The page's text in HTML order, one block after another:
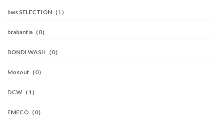
bws SELECTION（1）
brabantia（0）
BONDI WASH（0）
Mosout（0）
DCW（1）
EMECO（0）